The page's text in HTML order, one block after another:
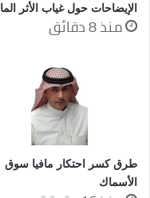
الإيضاحات حول غياب الأثر
منذ 8 دقائق
طرق كسر احتكار مافيا سوق
الأسماك